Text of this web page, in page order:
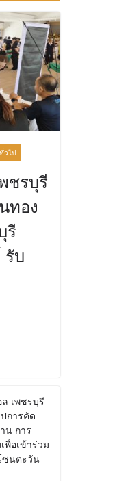
วไป
ชรบุรี
ทอง
รี
บ
เพชรบุรี
ปการคัด
น การ
พื่อเข้าร่วม
ซนตะวัน